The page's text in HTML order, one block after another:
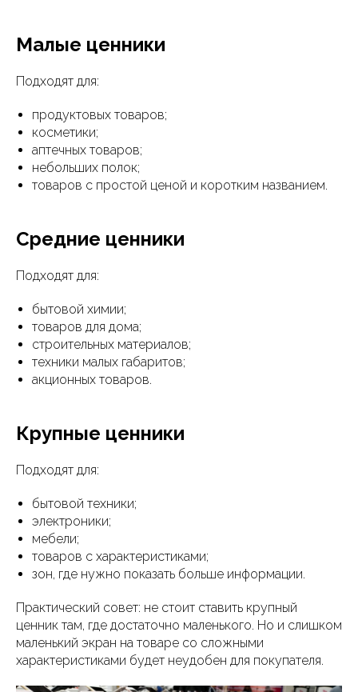
Малые ценники
Подходят для:
продуктовых товаров;
косметики;
аптечных товаров;
небольших полок;
товаров с простой ценой и коротким названием.
Средние ценники
Подходят для:
бытовой химии;
товаров для дома;
строительных материалов;
техники малых габаритов;
акционных товаров.
Крупные ценники
Подходят для:
бытовой техники;
электроники;
мебели;
товаров с характеристиками;
зон, где нужно показать больше информации.
Практический совет: не стоит ставить крупный
ценник там, где достаточно маленького. Но и слишком
маленький экран на товаре со сложными
характеристиками будет неудобен для покупателя.